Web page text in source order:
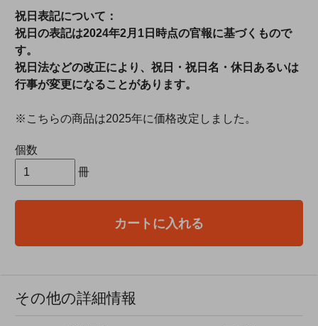
祝日表記について：
祝日の表記は2024年2月1日時点の官報に基づくもので
す。
祝日法などの改正により、祝日・祝日名・休日あるいは
行事が変更になることがあります。
※こちらの商品は2025年に価格改定しました。
個数
冊
カートに入れる
その他の詳細情報